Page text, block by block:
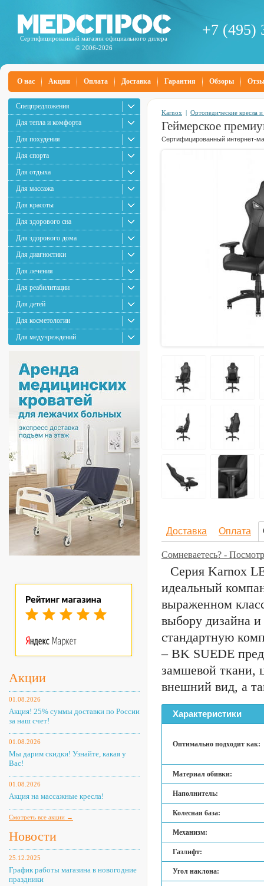
Сертифицированный магазин официального дилера
© 2006-2026
+7 (495)
О нас Акции Оплата Доставка Гарантия Обзоры
Спецпредложения
Для тепла и комфорта
Для похудения
Для спорта
Для отдыха
Для массажа
Для красоты
Для здорового сна
Для здорового дома
Для диагностики
Для лечения
Для реабилитации
Для детей
Для косметологии
Для медучреждений
Акции
01.08.2026
Акция! 25% суммы доставки по России
за наш счет!
01.08.2026
Мы дарим скидки! Узнайте, какая у
Вас!
01.08.2026
Акция на массажные кресла!
Смотреть все акции →
Новости
25.12.2025
График работы магазина в новогодние
праздники
Karnox | Ортопедические кресла и
Геймерское
Сертифицированный интернет-
Доставка Оплата
Сомневаетесь? -
Серия Karnox
идеальный
выраженном
выбору дизайна
стандартную
– BK SUEDE
замшевой ткани,
внешний вид, а
Характеристики
Оптимально подходит как:
Материал обивки:
Наполнитель:
Колесная база:
Механизм:
Газлифт:
Угол наклона: